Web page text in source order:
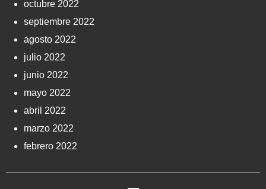
octubre 2022
septiembre 2022
agosto 2022
julio 2022
junio 2022
mayo 2022
abril 2022
marzo 2022
febrero 2022